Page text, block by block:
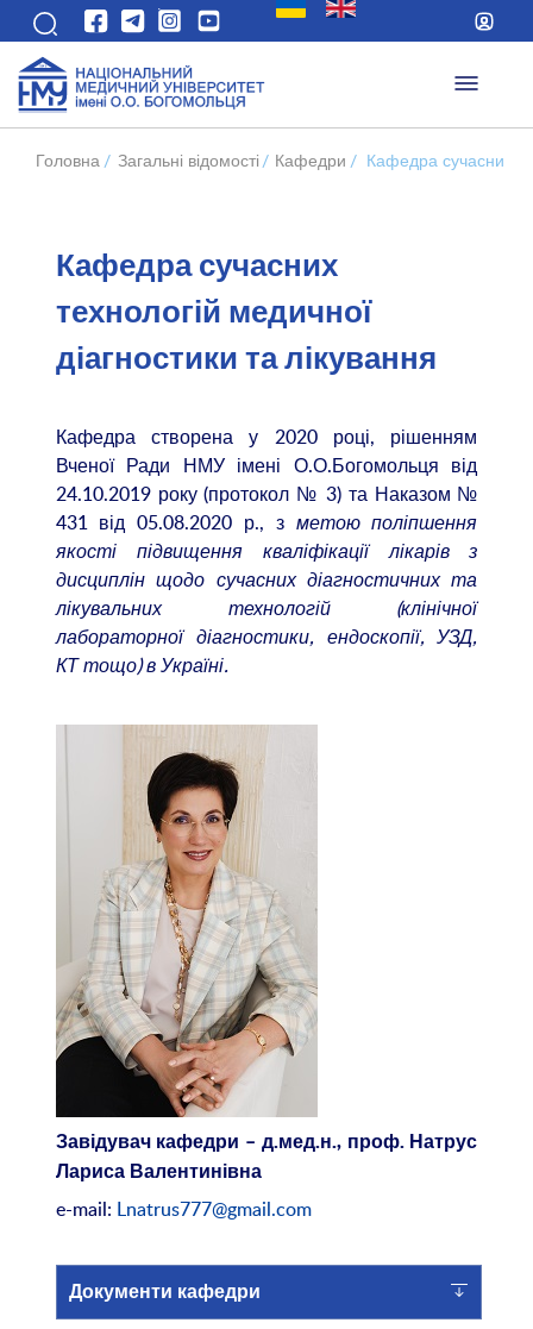
Головна / Загальні відомості / Кафедри / Кафедра сучасних
Кафедра сучасних
технологій медичної
діагностики та лікування
Кафедра створена у 2020 році, рішенням
Вченої Ради НМУ імені О.О.Богомольця від
24.10.2019 року (протокол № 3) та Наказом №
431 від 05.08.2020 р., зметою поліпшення
якості підвищення кваліфікації лікарів з
дисциплін щодо сучасних діагностичних та
лікувальних технологій (клінічної
лабораторної діагностики, ендоскопії, УЗД,
КТ тощо) в Україні.
Завідувач кафедри – д.мед.н., проф. Натрус
Лариса Валентинівна
e-mail: Lnatrus777@gmail.com
Документи кафедри